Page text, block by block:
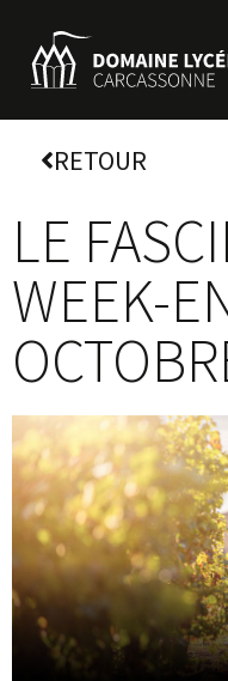
RETOUR
LE
WEEK-